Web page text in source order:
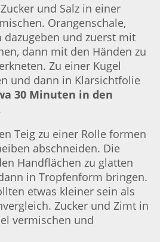
und Salz in einer
Orangenschale,
dazugeben und zuerst mit
dann mit den Händen zu
Zu einer Kugel
und dann in Klarsichtfolie
30 Minuten in den
Teig zu einer Rolle formen
abschneiden. Die
Handflächen zu glatten
in Tropfenform bringen.
etwas kleiner sein als
Zucker und Zimt in
vermischen und